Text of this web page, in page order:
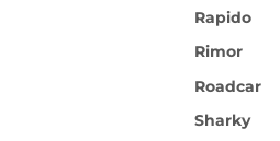
Rapido
Rimor
Roadcar
Sharky